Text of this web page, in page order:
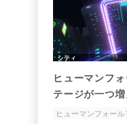
ヒューマンフ
テージが一つ増
ヒューマンフォール